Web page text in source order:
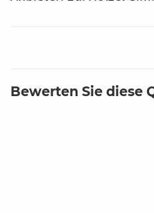
Bewerten Sie diese